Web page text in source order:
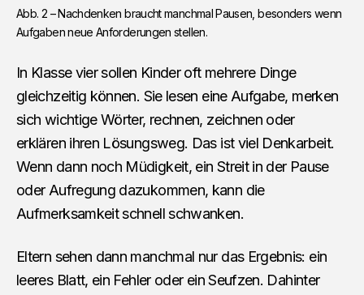
Abb. 2 – Nachdenken braucht manchmal Pausen, besonders wenn
Aufgaben neue Anforderungen stellen.
In Klasse vier sollen Kinder oft mehrere Dinge
gleichzeitig können. Sie lesen eine Aufgabe, merken
sich wichtige Wörter, rechnen, zeichnen oder
erklären ihren Lösungsweg. Das ist viel Denkarbeit.
Wenn dann noch Müdigkeit, ein Streit in der Pause
oder Aufregung dazukommen, kann die
Aufmerksamkeit schnell schwanken.
Eltern sehen dann manchmal nur das Ergebnis: ein
leeres Blatt, ein Fehler oder ein Seufzen. Dahinter